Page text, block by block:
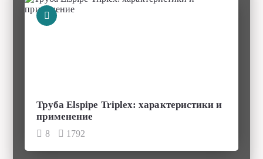
Труба Elspipe Triplex: характеристики и
применение
8 1792